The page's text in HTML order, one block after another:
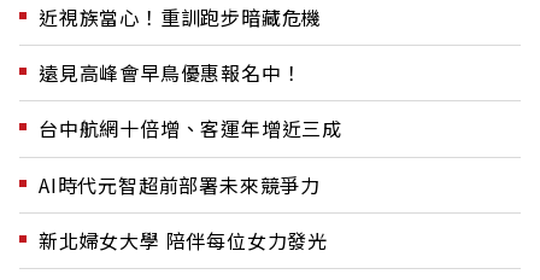
近視族當心！重訓跑步暗藏危機
遠見高峰會早鳥優惠報名中！
台中航網十倍增、客運年增近三成
AI時代元智超前部署未來競爭力
新北婦女大學 陪伴每位女力發光